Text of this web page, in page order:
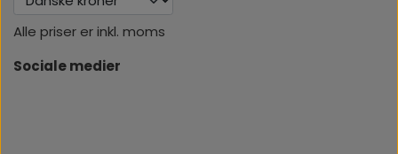
Alle priser er inkl. moms
Sociale medier